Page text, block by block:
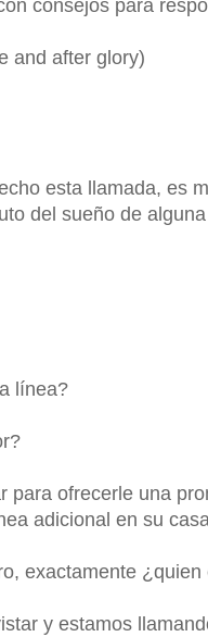
consejos para
and after glory)
esta llamada, es
del sueño de
línea?
para ofrecerle una
adicional en su
exactamente ¿quien
y estamos